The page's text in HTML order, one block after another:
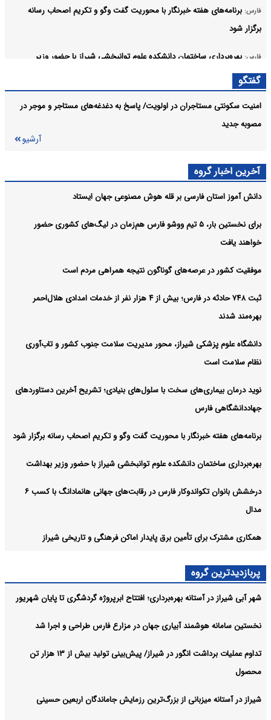
فارس: برنامه‌های هفته خبرنگار با محوریت گفت وگو و تکریم اصحاب رسانه
برگزار شود
فارس: بهره‌برداری ساختمان دانشکده علوم توانبخشی شیراز با حضور وزیر
بهداشت
فارس: درخشش بانوان تکواندوکار فارس در رقابت‌های جهانی هانمادانگ‌ با کسب
۶ مدال
همکاری مشترک برای تأمین برق پایدار اماکن فرهنگی و تاریخی شیراز
گفتگو
امنیت سکونتی مستاجران در اولویت/ پاسخ به دغدغه‌های مستاجر و‌ موجر در
مصوبه جدید
آرشیو
آخرین اخبار گروه
دانش آموز استان فارسی بر قله هوش مصنوعی جهان ایستاد
برای نخستین‌ بار، ۵ تیم ووشو فارس هم‌زمان در لیگ‌های کشوری حضور
خواهند یافت
موفقیت کشور در عرصه‌های گوناگون نتیجه همراهی مردم است
ثبت ۷۴۸ حادثه در فارس؛ بیش از ۴ هزار نفر از خدمات امدادی هلال‌احمر
بهره‌مند شدند
دانشگاه علوم پزشکی شیراز، محور مدیریت سلامت جنوب کشور و تاب‌آوری
نظام سلامت است
نوید درمان بیماری‌های سخت با سلول‌های بنیادی؛ تشریح آخرین دستاوردهای
جهاددانشگاهی فارس
برنامه‌های هفته خبرنگار با محوریت گفت وگو و تکریم اصحاب رسانه برگزار شود
بهره‌برداری ساختمان دانشکده علوم توانبخشی شیراز با حضور وزیر بهداشت
درخشش بانوان تکواندوکار فارس در رقابت‌های جهانی هانمادانگ‌ با کسب ۶
مدال
همکاری مشترک برای تأمین برق پایدار اماکن فرهنگی و تاریخی شیراز
پربازدیدترین گروه
شهر آبی شیراز در آستانه بهره‌برداری؛ افتتاح ابرپروژه گردشگری تا پایان شهریور
نخستین سامانه هوشمند آبیاری جهان در مزارع فارس طراحی و اجرا شد
تداوم عملیات برداشت انگور در شیراز/ پیش‌بینی تولید بیش از ۱۳ هزار تن
محصول
شیراز در آستانه میزبانی از بزرگ‌ترین رزمایش جاماندگان اربعین حسینی